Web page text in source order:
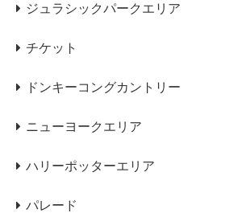
ジュラシックパークエリア
チケット
ドンキーコングカントリー
ニューヨークエリア
ハリーポッターエリア
パレード